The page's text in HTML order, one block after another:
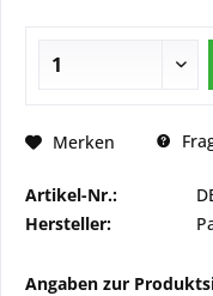
Merken
Artikel-Nr.:
Hersteller:
Angaben zur